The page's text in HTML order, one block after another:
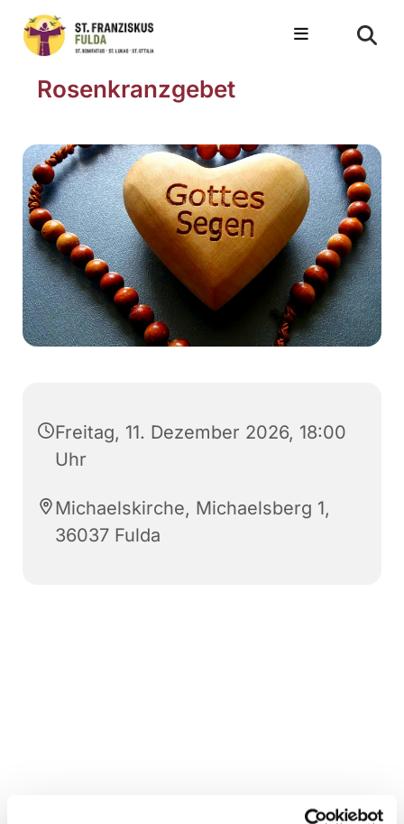
Rosenkranzgebet
Freitag, 11. Dezember 2026, 18:00
Uhr
Michaelskirche, Michaelsberg 1,
36037 Fulda